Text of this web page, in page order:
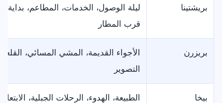
بريشتينا
ليلة الوصول، الخدمات، المطاعم، بداية
قرب المطار
بريزرن
الأجواء القديمة، المشي المسائي،
التصوير
بيخا
الطبيعة، الهدوء، الرحلات الجبلية،